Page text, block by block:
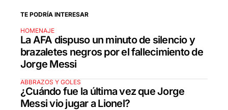
TE PODRÍA INTERESAR
HOMENAJE
La AFA dispuso un minuto de silencio y
brazaletes negros por el fallecimiento de
Jorge Messi
ABBRAZOS Y GOLES
¿Cuándo fue la última vez que Jorge
Messi vio jugar a Lionel?